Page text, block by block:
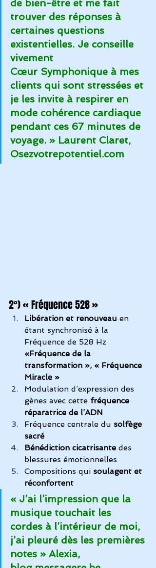
de bien-être et me fait
trouver des réponses à
certaines questions
existentielles. Je conseille
vivement
Cœur Symphonique à mes
clients qui sont stressées et
je les invite à respirer en
mode cohérence cardiaque
pendant ces 67 minutes de
voyage. » Laurent Claret,
Osezvotrepotentiel.com
2°) « Fréquence 528 »
Libération et renouveau en
étant synchronisé à la
Fréquence de 528 Hz
«Fréquence de la
transformation », « Fréquence
Miracle »
Modulation d’expression des
gènes avec cette fréquence
réparatrice de l’ADN
Fréquence centrale du solfège
sacré
Bénédiction cicatrisante des
blessures émotionnelles
Compositions qui soulagent et
réconfortent
« J’ai l’impression que la
musique touchait les
cordes à l’intérieur de moi,
j’ai pleuré dès les premières
notes » Alexia,